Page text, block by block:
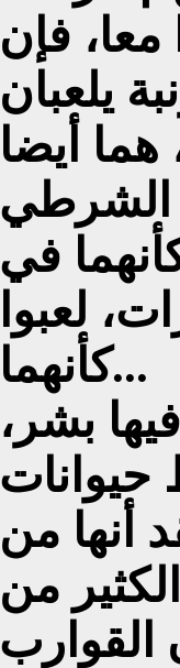
معا، فإن
يلعبان
الشرطي
في
لعبوا
كأنهما...
بشر،
أنها من
من
القوارب